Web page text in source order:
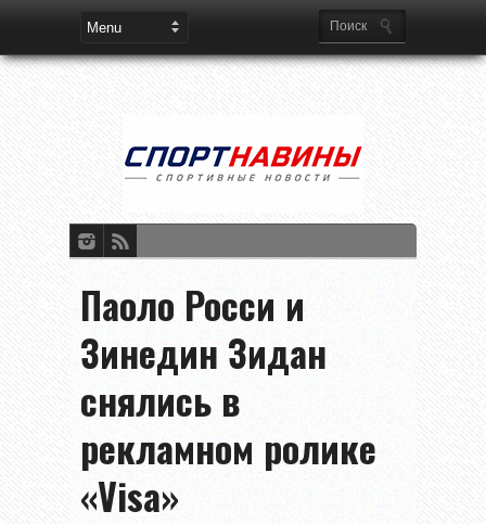
Паоло Росси и
Зинедин Зидан
снялись в
рекламном ролике
«Visa»